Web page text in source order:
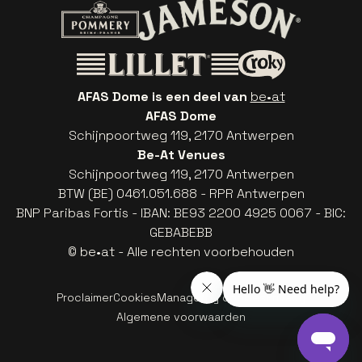
Ga naar de website van Coca-ColaGa naar de
Ga naar de website van Champagne
Ga naar de website
Ga naar de website van Het
AFAS Dome is een deel van be•at
AFAS Dome
Schijnpoortweg 119, 2170 Antwerpen
Be-At Venues
Schijnpoortweg 119, 2170 Antwerpen
BTW (BE) 0461.051.688 - RPR Antwerpen
BNP Paribas Fortis - IBAN: BE93 2200 4925 0067 - BIC:
GEBABEBB
© be•at - Alle rechten voorbehouden
ProclaimerCookiesManage my cookies Privacy
Algemene voorwaarden